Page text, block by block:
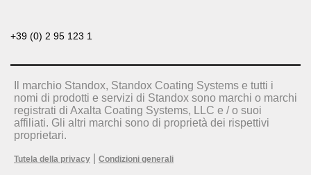
+39 (0) 2 95 123 1
Il marchio Standox, Standox Coating Systems e tutti i
nomi di prodotti e servizi di Standox sono marchi o marchi
registrati di Axalta Coating Systems, LLC e / o suoi
affiliati. Gli altri marchi sono di proprietà dei rispettivi
proprietari.
Tutela della privacy Condizioni generali